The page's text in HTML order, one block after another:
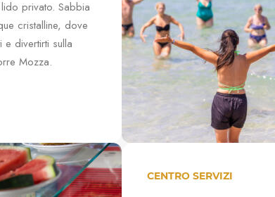
privato. Sabbia
cristalline, dove
e divertirti sulla
Mozza.
CENTRO SERVIZI